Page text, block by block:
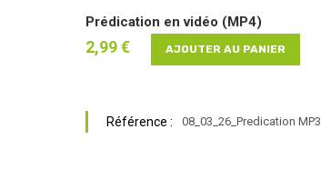
Prédication en vidéo (MP4)
2,99 € AJOUTER AU PANIER
Référence : 08_03_26_Predication MP3